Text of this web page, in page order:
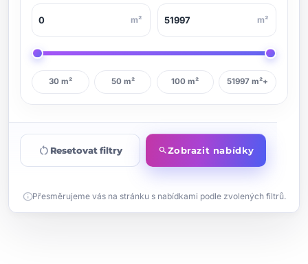
m² m²
30 m² 50 m² 100 m² 51997 m²+
restart_alt Resetovat filtry searchZobrazit nabídky
infoPřesměrujeme vás na stránku s nabídkami podle zvolených filtrů.